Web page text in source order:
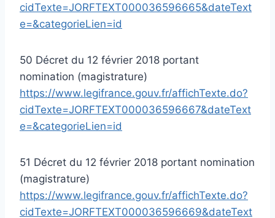
cidTexte=JORFTEXT000036596665&dateText
e=&categorieLien=id
50 Décret du 12 février 2018 portant
nomination (magistrature)
https://www.legifrance.gouv.fr/affichTexte.do?
cidTexte=JORFTEXT000036596667&dateText
e=&categorieLien=id
51 Décret du 12 février 2018 portant nomination
(magistrature)
https://www.legifrance.gouv.fr/affichTexte.do?
cidTexte=JORFTEXT000036596669&dateText